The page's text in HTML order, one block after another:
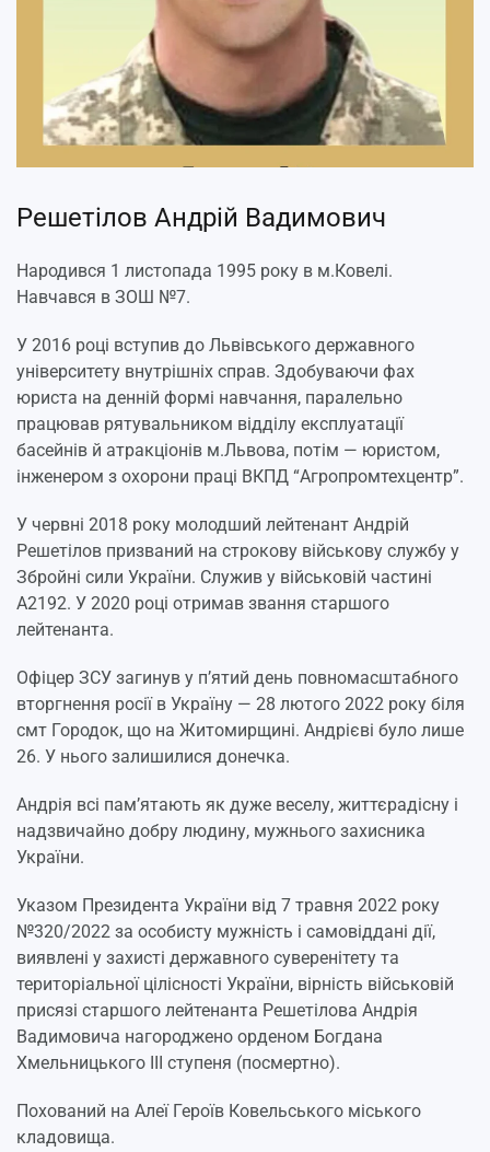
Решетілов Андрій Вадимович
Народився 1 листопада 1995 року в м.Ковелі.
Навчався в ЗОШ №7.
У 2016 році вступив до Львівського державного
університету внутрішніх справ. Здобуваючи фах
юриста на денній формі навчання, паралельно
працював рятувальником відділу експлуатації
басейнів й атракціонів м.Львова, потім — юристом,
інженером з охорони праці ВКПД “Агропромтехцентр”.
У червні 2018 року молодший лейтенант Андрій
Решетілов призваний на строкову військову службу у
Збройні сили України. Служив у військовій частині
А2192. У 2020 році отримав звання старшого
лейтенанта.
Офіцер ЗСУ загинув у п’ятий день повномасштабного
вторгнення росії в Україну — 28 лютого 2022 року біля
смт Городок, що на Житомирщині. Андрієві було лише
26. У нього залишилися донечка.
Андрія всі пам’ятають як дуже веселу, життєрадісну і
надзвичайно добру людину, мужнього захисника
України.
Указом Президента України від 7 травня 2022 року
№320/2022 за особисту мужність і самовіддані дії,
виявлені у захисті державного суверенітету та
територіальної цілісності України, вірність військовій
присязі старшого лейтенанта Решетілова Андрія
Вадимовича нагороджено орденом Богдана
Хмельницького ІІІ ступеня (посмертно).
Похований на Алеї Героїв Ковельського міського
кладовища.